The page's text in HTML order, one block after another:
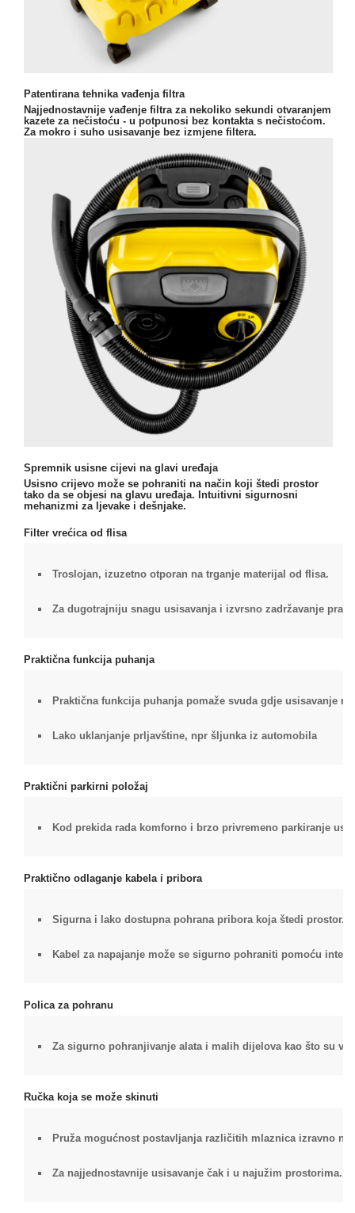
Patentirana tehnika vađenja filtra
Najjednostavnije vađenje filtra za nekoliko sekundi otvaranjem
kazete za nečistoću - u potpunosi bez kontakta s nečistoćom.
Za mokro i suho usisavanje bez izmjene filtera.
Spremnik usisne cijevi na glavi uređaja
Usisno crijevo može se pohraniti na način koji štedi prostor
tako da se objesi na glavu uređaja. Intuitivni sigurnosni
mehanizmi za ljevake i dešnjake.
Filter vrećica od flisa
Troslojan, izuzetno otporan na trganje materijal od flisa.
Za dugotrajniju snagu usisavanja i izvrsno zadržavanje
Praktična funkcija puhanja
Praktična funkcija puhanja pomaže svuda gdje usisavanje
Lako uklanjanje prljavštine, npr šljunka iz automobila
Praktični parkirni položaj
Kod prekida rada komforno i brzo privremeno parkiranje
Praktično odlaganje kabela i pribora
Sigurna i lako dostupna pohrana pribora koja štedi prostor.
Kabel za napajanje može se sigurno pohraniti pomoću
Polica za pohranu
Za sigurno pohranjivanje alata i malih dijelova kao što su
Ručka koja se može skinuti
Pruža mogućnost postavljanja različitih mlaznica izravno
Za najjednostavnije usisavanje čak i u najužim prostorima.